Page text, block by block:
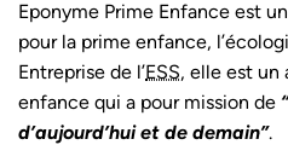
Eponyme Prime Enfance est
pour la prime enfance,
Entreprise de l’ESS, elle est un
enfance qui a pour mission de
d’aujourd’hui et de demain”.